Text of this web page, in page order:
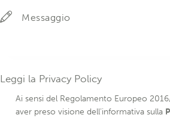
Leggi la Privacy Policy
Ai sensi del Regolamento Europeo
aver preso visione dell’informativa sulla